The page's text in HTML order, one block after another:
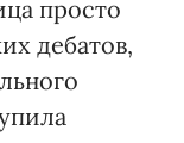
просто
дебатов,